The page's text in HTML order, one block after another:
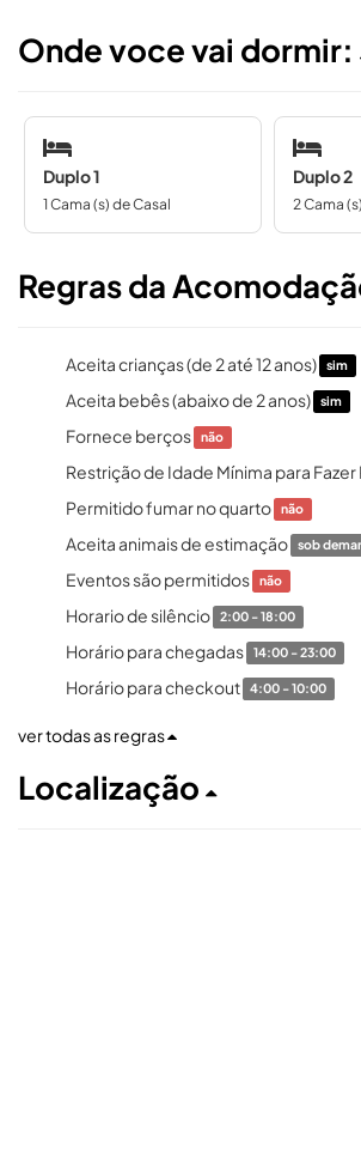
Onde voce vai dormir:
Duplo 1
1 Cama (s) de Casal
Duplo 2
2 Cama
Regras da
Aceita crianças (de 2 até 12 anos) sim
Aceita bebês (abaixo de 2 anos) sim
Fornece berços não
Restrição de Idade Mínima para Fazer
Permitido fumar no quarto não
Aceita animais de estimação sob
Eventos são permitidos não
Horario de silêncio 2:00 - 18:00
Horário para chegadas 14:00 - 23:00
Horário para checkout 4:00 - 10:00
ver todas as regras
Localização